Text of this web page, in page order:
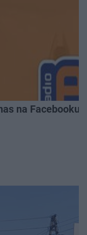
na Facebooku!